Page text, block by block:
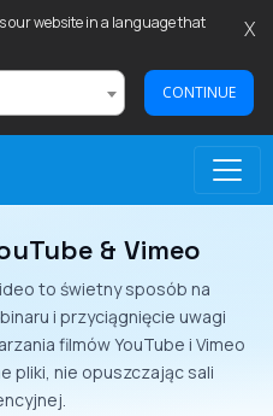
our website in a language that
CONTINUE
X
& Vimeo
to świetny sposób na
i przyciągnięcie uwagi
filmów YouTube i Vimeo
pliki, nie opuszczając sali